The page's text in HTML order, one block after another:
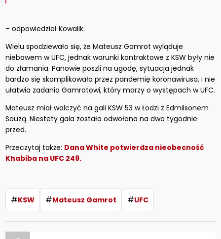
– odpowiedział Kowalik.
Wielu spodziewało się, że Mateusz Gamrot wyląduje
niebawem w UFC, jednak warunki kontraktowe z KSW były nie
do złamania. Panowie poszli na ugodę, sytuacja jednak
bardzo się skomplikowała przez pandemię koronawirusa, i nie
ułatwia zadania Gamrotowi, który marzy o występach w UFC.
Mateusz miał walczyć na gali KSW 53 w Łodzi z Edmilsonem
Souzą. Niestety gala została odwołana na dwa tygodnie
przed.
Przeczytaj także: Dana White potwierdza nieobecność
Khabiba na UFC 249.
#KSW #Mateusz Gamrot #UFC